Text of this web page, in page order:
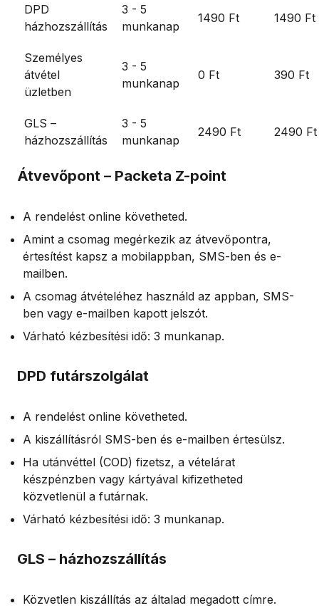
DPD
házhozszállítás
3 - 5
munkanap
1490 Ft 1490 Ft
Személyes
átvétel
üzletben
3 - 5
munkanap
0 Ft 390 Ft
GLS –
házhozszállítás
3 - 5
munkanap
2490 Ft 2490 Ft
Átvevőpont – Packeta Z-point
A rendelést online követheted.
Amint a csomag megérkezik az átvevőpontra,
értesítést kapsz a mobilappban, SMS-ben és e-
mailben.
A csomag átvételéhez használd az appban, SMS-
ben vagy e-mailben kapott jelszót.
Várható kézbesítési idő: 3 munkanap.
DPD futárszolgálat
A rendelést online követheted.
A kiszállításról SMS-ben és e-mailben értesülsz.
Ha utánvéttel (COD) fizetsz, a vételárat
készpénzben vagy kártyával kifizetheted
közvetlenül a futárnak.
Várható kézbesítési idő: 3 munkanap.
GLS – házhozszállítás
Közvetlen kiszállítás az általad megadott címre.